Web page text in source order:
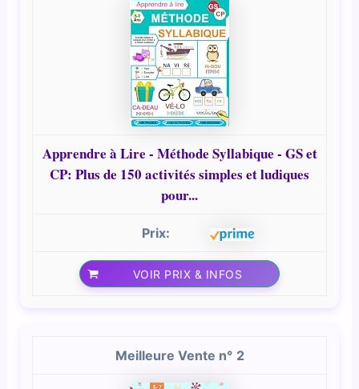
Apprendre à Lire - Méthode Syllabique - GS et
CP: Plus de 150 activités simples et ludiques
pour...
VOIR PRIX & INFOS
2